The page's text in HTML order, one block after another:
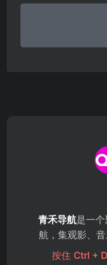
青禾导航是一
航，集观影、
按住 Ctrl +